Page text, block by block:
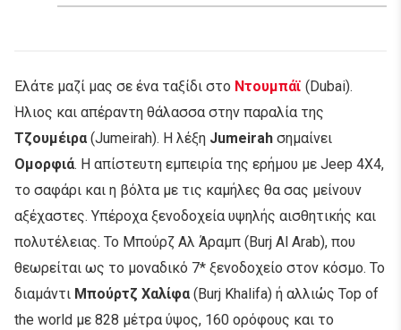
Ελάτε μαζί μας σε ένα ταξίδι στο Ντουμπάϊ (Dubai).
Ήλιος και απέραντη θάλασσα στην παραλία της
Τζουμέιρα(Jumeirah). Η λέξη Jumeirah σημαίνει
Ομορφιά. Η απίστευτη εμπειρία της ερήμου με Jeep 4X4,
το σαφάρι και η βόλτα με τις καμήλες θα σας μείνουν
αξέχαστες. Υπέροχα ξενοδοχεία υψηλής αισθητικής και
πολυτέλειας. Το Μπούρζ Αλ Άραμπ (Burj Al Arab), που
θεωρείται ως το μοναδικό 7* ξενοδοχείο στον κόσμο. Το
διαμάντι Μπούρτζ Χαλίφα(Burj Khalifa) ή αλλιώς Top of
the world με 828 μέτρα ύψος, 160 ορόφους και το